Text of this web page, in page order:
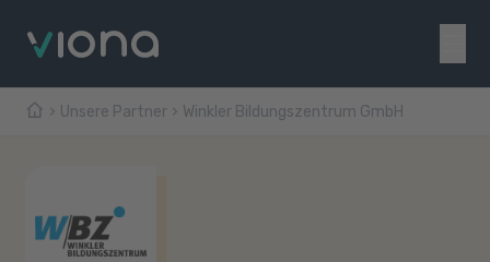
Unsere Partner Winkler Bildungszentrum GmbH